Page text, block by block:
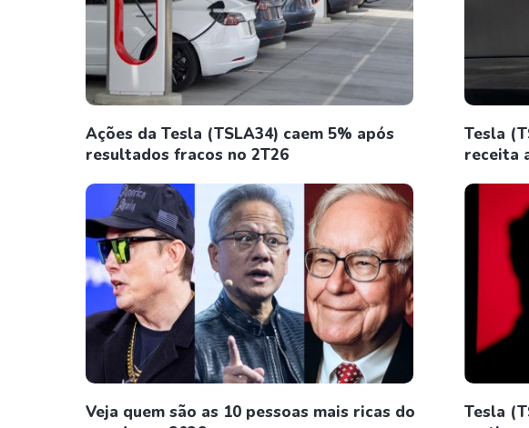
Ações da Tesla (TSLA34) caem 5% após
resultados fracos no 2T26
Tesla
receita
Veja quem são as 10 pessoas mais ricas do
Tesla